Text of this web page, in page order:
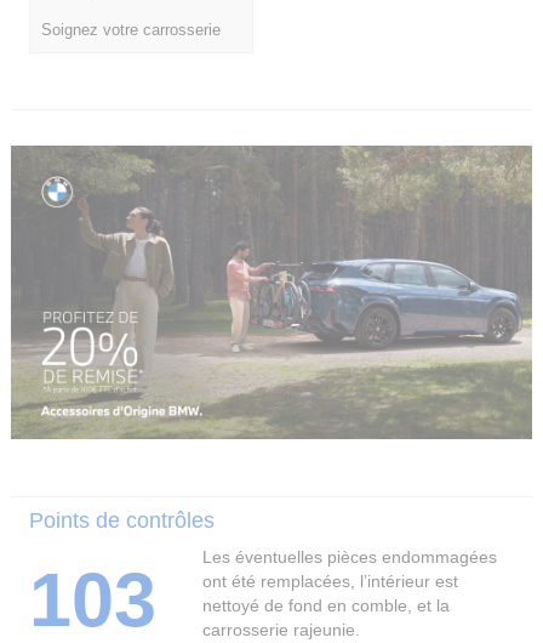
Soignez votre carrosserie
Points de contrôles
103
Les éventuelles pièces endommagées
ont été remplacées, l’intérieur est
nettoyé de fond en comble, et la
carrosserie rajeunie.